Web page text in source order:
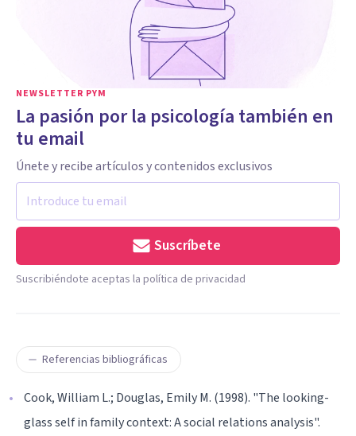
NEWSLETTER PYM
La pasión por la psicología también en
tu email
Únete y recibe artículos y contenidos exclusivos
Suscríbete
Suscribiéndote aceptas la política de privacidad
Referencias bibliográficas
Cook, William L.; Douglas, Emily M. (1998). "The looking-
glass self in family context: A social relations analysis".